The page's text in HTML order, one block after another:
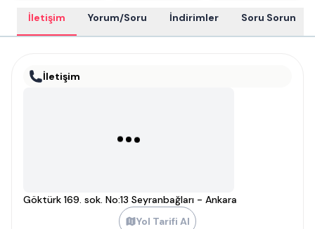
İletişim Yorum/Soru İndirimler Soru Sorun
İletişim
Göktürk 169. sok. No:13 Seyranbağları - Ankara
Yol Tarifi Al